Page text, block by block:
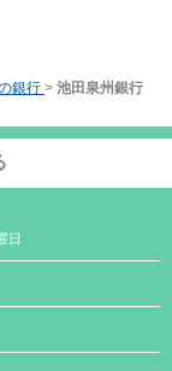
銀行 > 池田泉州銀行
日